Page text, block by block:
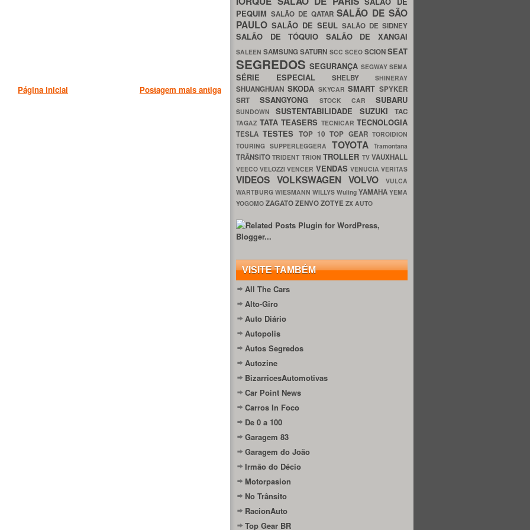
Postagem mais antiga
Página inicial
PEQUIM SALÃO DE QATARSALÃO DE SÃO
PAULO SALÃO DE SEUL SALÃO DE SIDNEY
SALÃO DE TÓQUIO SALÃO DE XANGAI
SALEENSAMSUNGSATURN SCC SCEO SCIONSEAT
SEGREDOSSEGURANÇA SEGWAYSEMA
SÉRIE ESPECIAL SHELBY SHINERAY
SHUANGHUAN SKODA SKYCARSMART SPYKER
SRTSSANGYONG STOCK CAR SUBARU
SUNDOWNSUSTENTABILIDADE SUZUKITAC
TAGAZ TATA TEASERS TECNICAR TECNOLOGIA
TESLATESTES TOP 10TOP GEARTOROIDION
TOURING SUPPERLEGGERA TOYOTATramontana
TRÂNSITOTRIDENT TRIONTROLLER TVVAUXHALL
VEECOVELOZZIVENCER VENDAS VENUCIAVERITAS
VIDEOS VOLKSWAGEN VOLVO
VULCA
WARTBURG WIESMANN WILLYS Wuling YAMAHA YEMA
YOGOMO ZAGATOZENVOZOTYE ZX AUTO
VISITE TAMBÉM
All The Cars
Alto-Giro
Auto Diário
Autopolis
Autos Segredos
Autozine
BizarricesAutomotivas
Car Point News
Carros In Foco
De 0 a 100
Garagem 83
Garagem do João
Irmão do Décio
Motorpasion
No Trânsito
RacionAuto
Top Gear BR